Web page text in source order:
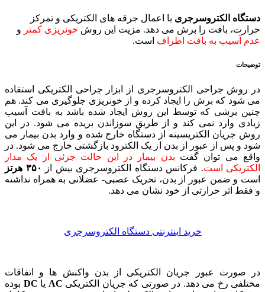
دستگاه الکتروسرجری با اعمال جرقه های الکتریکی و تمرکز
حرارت، بافت را برش می دهد. مزیت این روش خونریزی کمتر و
عدم آسیب به بافت اطراف است.
توضیحات
در روش جراحی الکتروسرجری از ابزار جراحی الکتریکی استفاده
می شود که برش را ایجاد کرده و از خونریزی جلوگیری می کند. هم
چنین برشی که توسط این روش ایجاد شده باشد به بافت آسیب
زیادی وارد نمی کند و از طریق سوزاندن بریده می شود. در این
روش جریان الکتریسیته از دستگاه خارج شده و وارد بدن بیمار می
شود و پس از عبور از بدن از یک الکترود بازگشتی خارج می شود. در
واقع می توان گفت بدن بیمار در این حالت جزئی از یک مدار
الکتریکی است. فرکانس دستگاه الکتروسرجری بیش از
۳۵۰ هرتز
است و ضمن عبور از بدن، تحریک عصبی- عضلانی به همراه نداشته
و فقط اثر حرارتی از خود نشان می دهد.
خرید اینترنتی دستگاه الکتروسرجری
در صورت عبور جریان الکتریکی از بدن واکنش ها و اتفاقات
مختلفی رخ می دهد. در صورتی که جریان الکتریکی AC یا DC بوده